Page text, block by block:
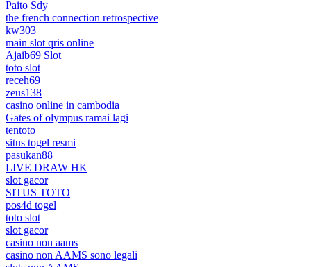
Paito Sdy
the french connection retrospective
kw303
main slot qris online
Ajaib69 Slot
toto slot
receh69
zeus138
casino online in cambodia
Gates of olympus ramai lagi
tentoto
situs togel resmi
pasukan88
LIVE DRAW HK
slot gacor
SITUS TOTO
pos4d togel
toto slot
slot gacor
casino non aams
casino non AAMS sono legali